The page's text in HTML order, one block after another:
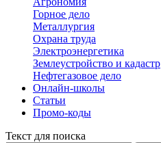
Горное дело
Металлургия
Охрана труда
Электроэнергетика
Землеустройство и кадастр
Нефтегазовое дело
Онлайн-школы
Статьи
Промо-коды
Текст для поиска